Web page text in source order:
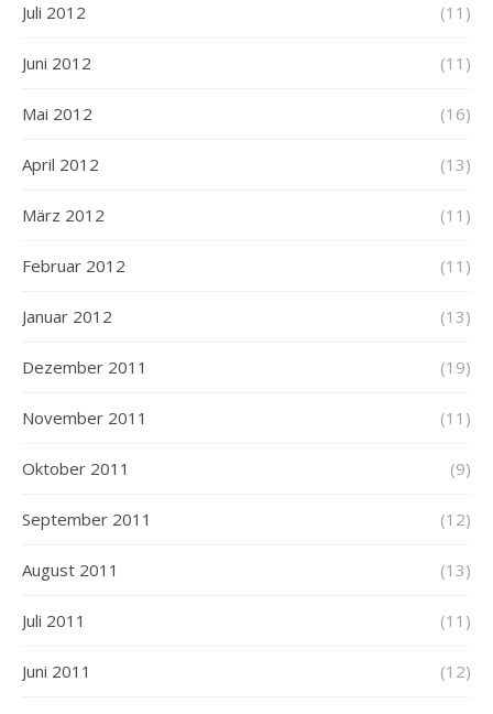
Juli 2012 (11)
Juni 2012 (11)
Mai 2012 (16)
April 2012 (13)
März 2012 (11)
Februar 2012 (11)
Januar 2012 (13)
Dezember 2011 (19)
November 2011 (11)
Oktober 2011 (9)
September 2011 (12)
August 2011 (13)
Juli 2011 (11)
Juni 2011 (12)